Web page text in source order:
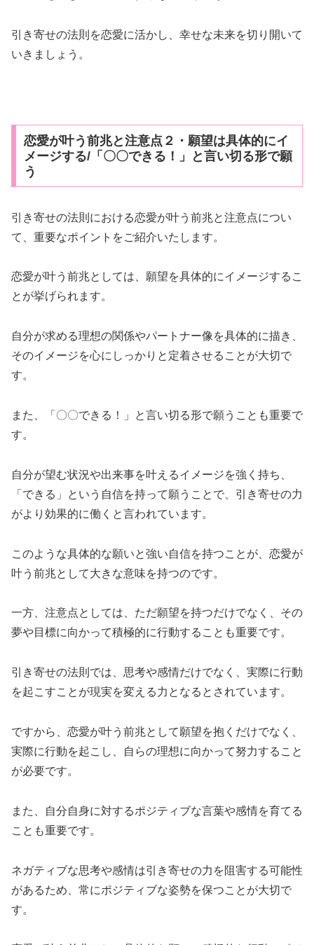
引き寄せの法則を恋愛に活かし、幸せな未来を切り開いて
いきましょう。
恋愛が叶う前兆と注意点２・願望は具体的にイ
メージする/「〇〇できる！」と言い切る形で願
う
引き寄せの法則における恋愛が叶う前兆と注意点につい
て、重要なポイントをご紹介いたします。
恋愛が叶う前兆としては、願望を具体的にイメージするこ
とが挙げられます。
自分が求める理想の関係やパートナー像を具体的に描き、
そのイメージを心にしっかりと定着させることが大切で
す。
また、「〇〇できる！」と言い切る形で願うことも重要で
す。
自分が望む状況や出来事を叶えるイメージを強く持ち、
「できる」という自信を持って願うことで、引き寄せの力
がより効果的に働くと言われています。
このような具体的な願いと強い自信を持つことが、恋愛が
叶う前兆として大きな意味を持つのです。
一方、注意点としては、ただ願望を持つだけでなく、その
夢や目標に向かって積極的に行動することも重要です。
引き寄せの法則では、思考や感情だけでなく、実際に行動
を起こすことが現実を変える力となるとされています。
ですから、恋愛が叶う前兆として願望を抱くだけでなく、
実際に行動を起こし、自らの理想に向かって努力すること
が必要です。
また、自分自身に対するポジティブな言葉や感情を育てる
ことも重要です。
ネガティブな思考や感情は引き寄せの力を阻害する可能性
があるため、常にポジティブな姿勢を保つことが大切で
す。